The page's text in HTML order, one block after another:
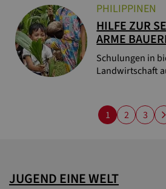
PHILIPPINEN
HILFE ZUR
ARME
Schulungen in
Landwirtschaft
1 2 3
JUGEND EINE WELT